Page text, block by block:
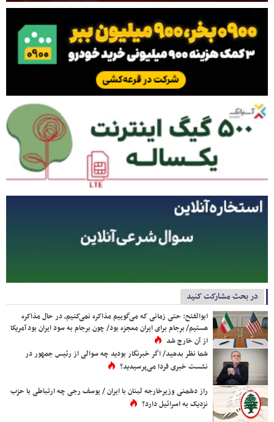
در بحث مشارکت کنید
ابوالفتح: حتی زمانی که می‌گوییم مذاکره نمی‌کنیم، در حال مذاکره
هستیم/ برجام برای ایران معجزه بود/ چون برجام به سود ایران بود آمریکا
از آن خارج شد
شما نظر بدهید/ اگر خبرنگار بودید چه سوالی از رئیس جمهور در
نشست خبری فردا می‌پرسیدید؟
راز دشمنی وزیرخارجه لبنان با ایران / یوسف رجی چه ارتباطی با حزب
نزدیک به اسرائیل دارد؟